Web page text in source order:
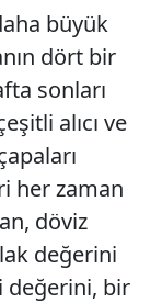
büyük
dört bir
sonları
alıcı ve
her zaman
döviz
değerini
değerini, bir